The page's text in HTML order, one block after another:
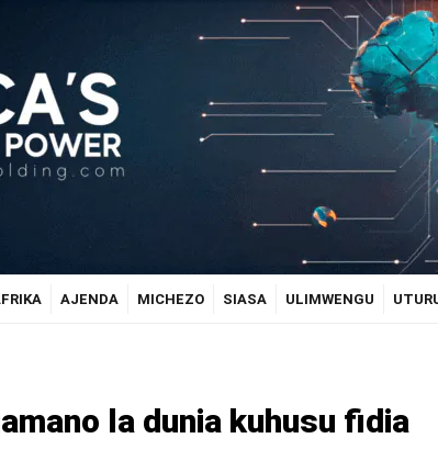
AJENDA MICHEZO SIASA ULIMWENGU
la dunia kuhusu fidia